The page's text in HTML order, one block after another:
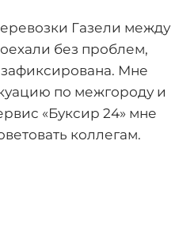
Газели между
без проблем,
Мне
по межгороду и
«Буксир 24» мне
коллегам.